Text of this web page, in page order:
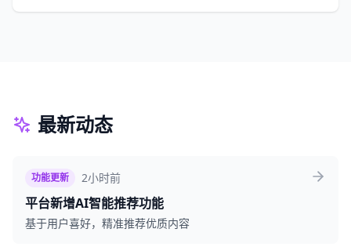
最新动态
功能更新 2小时前
平台新增AI智能推荐功能
基于用户喜好，精准推荐优质内容